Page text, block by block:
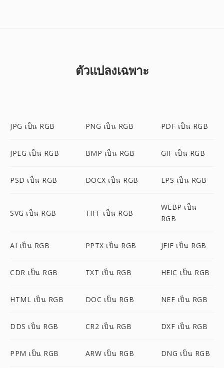
ตัวแปลงเฉพาะ
JPG เป็น RGB PNG เป็น RGB PDF เป็น RGB
JPEG เป็น RGB BMP เป็น RGB GIF เป็น RGB
PSD เป็น RGB DOCX เป็น RGB EPS เป็น RGB
SVG เป็น RGB TIFF เป็น RGB
WEBP เป็น
RGB
AI เป็น RGB PPTX เป็น RGB JFIF เป็น RGB
CDR เป็น RGB TXT เป็น RGB HEIC เป็น RGB
HTML เป็น RGB DOC เป็น RGB NEF เป็น RGB
DDS เป็น RGB CR2 เป็น RGB DXF เป็น RGB
PPM เป็น RGB ARW เป็น RGB DNG เป็น RGB